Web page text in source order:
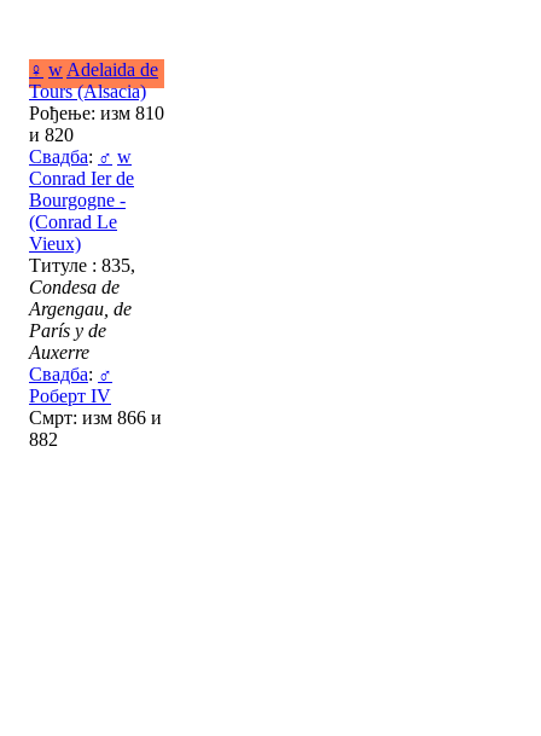
♀ w Adelaida de
Tours (Alsacia)
Рођење: изм 810
и 820
Свадба: ♂ w
Conrad Ier de
Bourgogne -
(Conrad Le
Vieux)
Титуле : 835,
Condesa de
Argengau, de
París y de
Auxerre
Свадба: ♂
Роберт IV
Смрт: изм 866 и
882